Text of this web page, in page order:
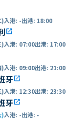
)入港: -出港: 18:00
open_in_new
)入港: 07:00出港: 17:00
)入港: 09:00出港: 21:00
牙open_in_new
)入港: 12:30出港: 23:30
牙open_in_new
)入港: -出港: -